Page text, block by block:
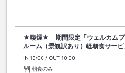
★喫煙★ 期間限定「ウェルカムプ
ルーム（景観訳あり）軽朝食サー
IN チェックイン
15:00 / OUT チェックアウト
10:00
朝食のみ